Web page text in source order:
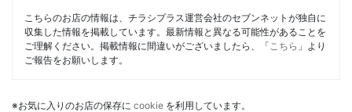
こちらのお店の情報は、チラシプラス運営会社のセブンネットが独自に
収集した情報を掲載しています。最新情報と異なる可能性があることを
ご理解ください。掲載情報に間違いがございましたら、「 こちら 」より
ご報告をお願いします。
※お気に入りのお店の保存に cookie を利用しています。